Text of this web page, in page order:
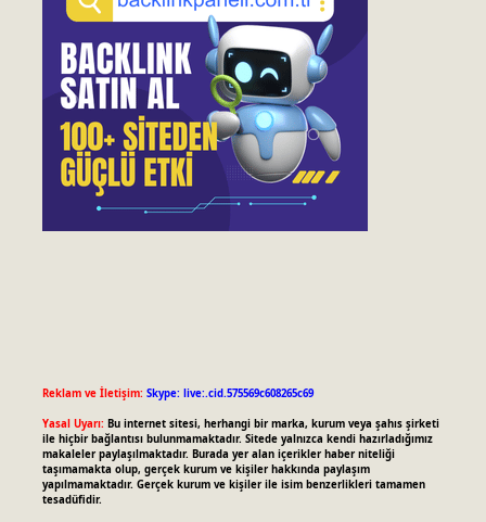
Reklam ve İletişim: Skype: live:.cid.575569c608265c69
Yasal Uyarı: Bu internet sitesi, herhangi bir marka, kurum veya şahıs şirketi
ile hiçbir bağlantısı bulunmamaktadır. Sitede yalnızca kendi hazırladığımız
makaleler paylaşılmaktadır. Burada yer alan içerikler haber niteliği
taşımamakta olup, gerçek kurum ve kişiler hakkında paylaşım
yapılmamaktadır. Gerçek kurum ve kişiler ile isim benzerlikleri tamamen
tesadüfidir.